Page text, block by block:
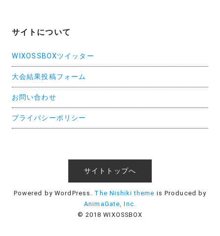
サイトについて
WIXOSSBOXツイッター
大会結果投稿フォーム
お問い合わせ
プライバシーポリシー
サイトトップへ
Powered by WordPress. The Nishiki theme is Produced by
AnimaGate, Inc.
© 2018 WIXOSSBOX